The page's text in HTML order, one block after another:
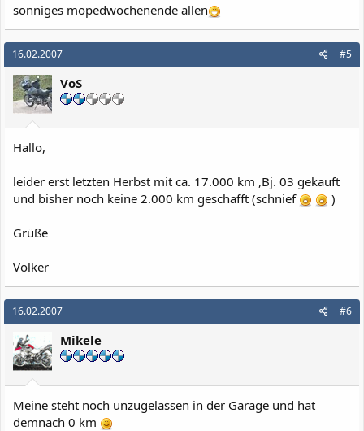
sonniges mopedwochenende allen
16.02.2007 #5
VoS
Hallo,
leider erst letzten Herbst mit ca. 17.000 km ,Bj. 03 gekauft
und bisher noch keine 2.000 km geschafft (schnief
)
Grüße
Volker
16.02.2007 #6
Mikele
Meine steht noch unzugelassen in der Garage und hat
demnach 0 km